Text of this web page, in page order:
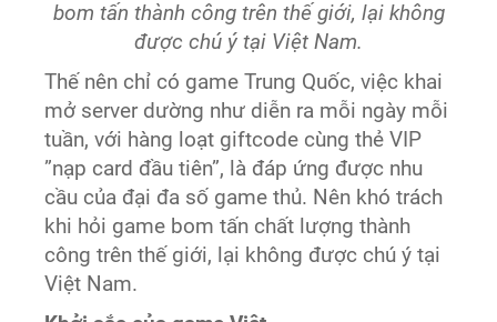
bom tấn thành công trên thế giới, lại không
được chú ý tại Việt Nam.
Thế nên chỉ có game Trung Quốc, việc khai
mở server dường như diễn ra mỗi ngày mỗi
tuần, với hàng loạt giftcode cùng thẻ VIP
”nạp card đầu tiên”, là đáp ứng được nhu
cầu của đại đa số game thủ. Nên khó trách
khi hỏi game bom tấn chất lượng thành
công trên thế giới, lại không được chú ý tại
Việt Nam.